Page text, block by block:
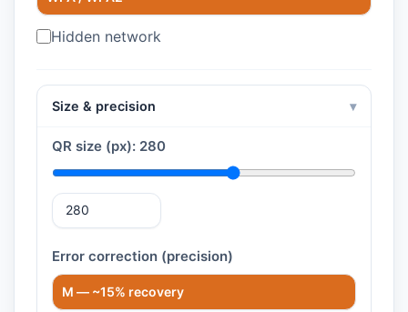
Hidden network
Size & precision ▾
QR size (px): 280
Error correction (precision)